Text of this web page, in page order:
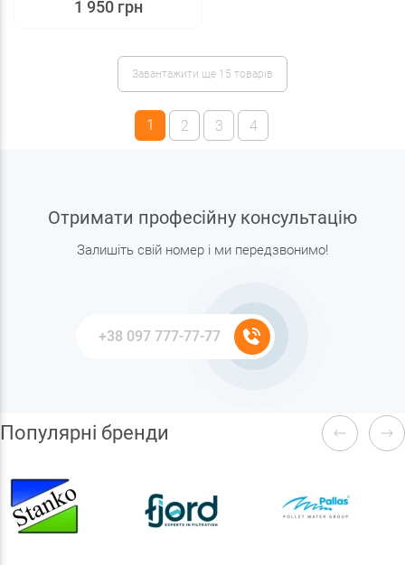
1 950 грн
Завантажити ще 15 товарів
1 2 3 4
Отримати професійну консультацію
Залишіть свій номер і ми передзвонимо!
Популярні бренди